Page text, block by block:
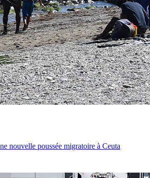
nouvelle poussée migratoire à Ceuta